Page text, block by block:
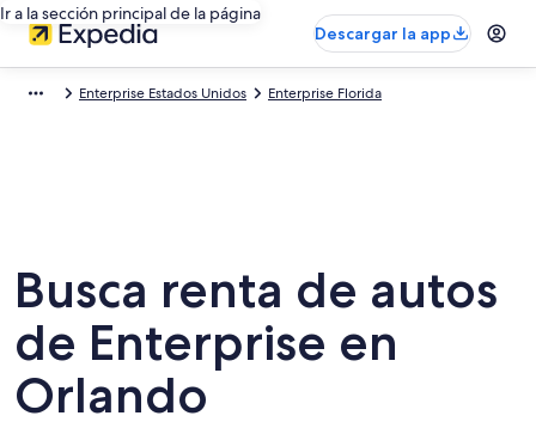
Ir a la sección principal de la página
Descargar la app
Enterprise Estados Unidos Enterprise Florida
Busca renta de autos
de Enterprise en
Orlando